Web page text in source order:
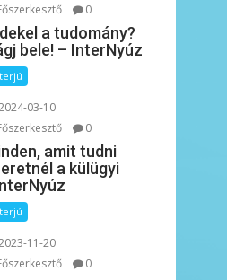
0
a tudomány?
bele! – InterNyúz
03-10
0
amit tudni
a külügyi
11-20
0